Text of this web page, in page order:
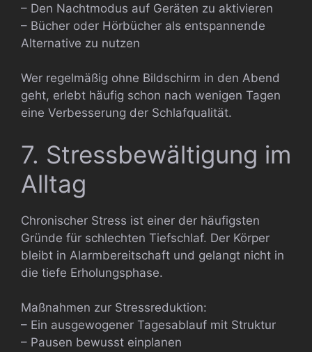
– Den Nachtmodus auf Geräten zu aktivieren
– Bücher oder Hörbücher als entspannende
Alternative zu nutzen
Wer regelmäßig ohne Bildschirm in den Abend
geht, erlebt häufig schon nach wenigen Tagen
eine Verbesserung der Schlafqualität.
7. Stressbewältigung im
Alltag
Chronischer Stress ist einer der häufigsten
Gründe für schlechten Tiefschlaf. Der Körper
bleibt in Alarmbereitschaft und gelangt nicht in
die tiefe Erholungsphase.
Maßnahmen zur Stressreduktion:
– Ein ausgewogener Tagesablauf mit Struktur
– Pausen bewusst einplanen